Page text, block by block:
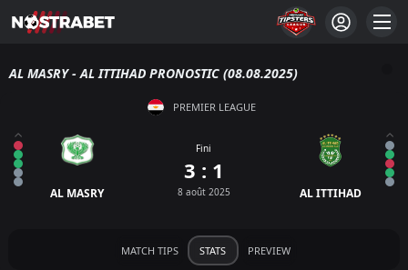
AL MASRY - AL ITTIHAD PRONOSTIC (08.08.2025)
PREMIER LEAGUE
AL MASRY
Fini
3 : 1
8 août 2025 AL ITTIHAD
MATCH TIPS STATS PREVIEW